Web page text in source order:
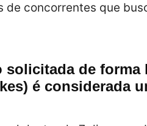
concorrentes que
solicitada de forma
é considerada